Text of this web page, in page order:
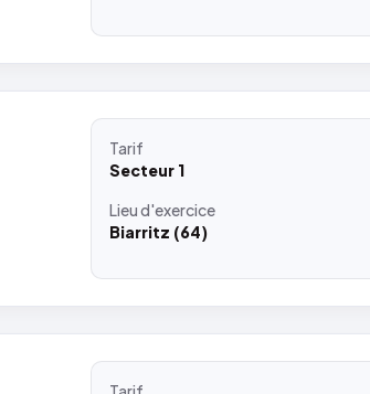
Tarif
Secteur 1
Lieud'exercice
Biarritz (64)